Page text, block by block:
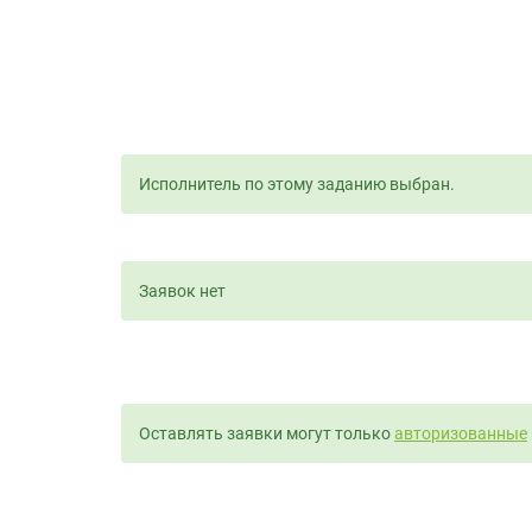
Исполнитель по этому заданию выбран.
Заявок нет
Оставлять заявки могут толькоавторизованные